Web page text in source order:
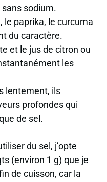
sodium.
le paprika, le curcuma
du caractère.
et le jus de citron ou
les
lentement, ils
profondes qui
de sel.
du sel, j’opte
(environ 1 g) que je
de cuisson, car la